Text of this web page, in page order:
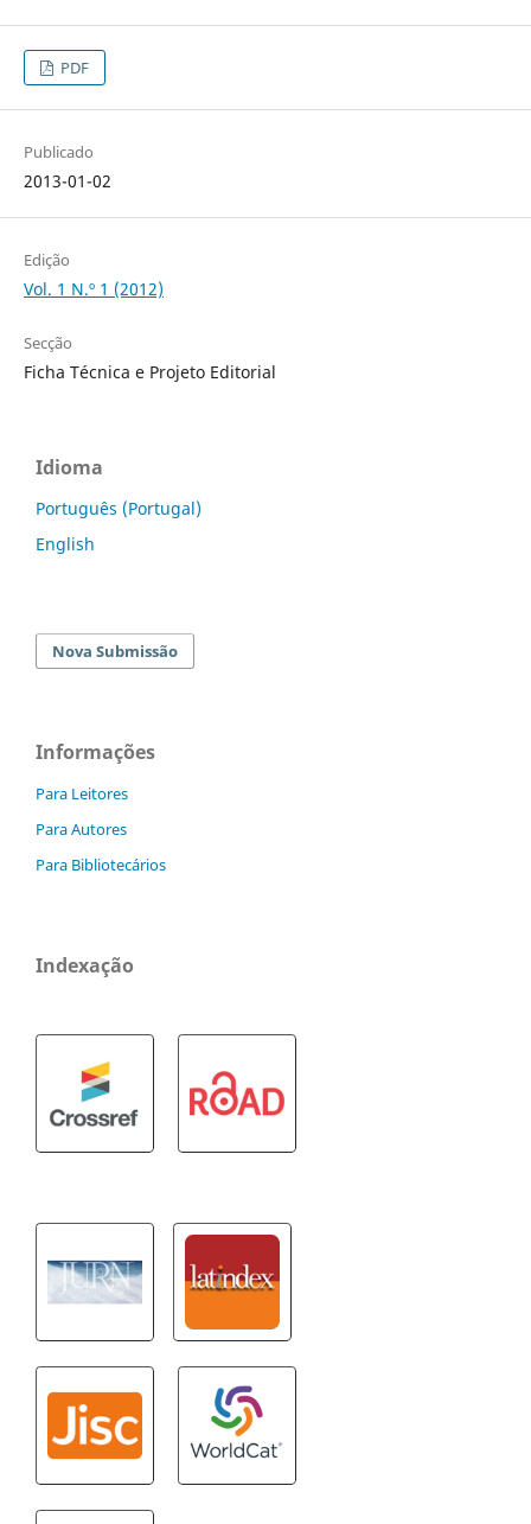
PDF
Publicado
2013-01-02
Edição
Vol. 1 N.º 1 (2012)
Secção
Ficha Técnica e Projeto Editorial
Idioma
Português (Portugal)
English
Nova Submissão
Informações
Para Leitores
Para Autores
Para Bibliotecários
Indexação